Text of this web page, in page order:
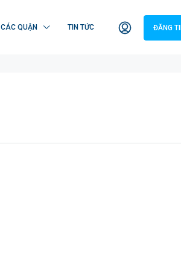
CÁC QUẬN TIN TỨC ĐĂNG